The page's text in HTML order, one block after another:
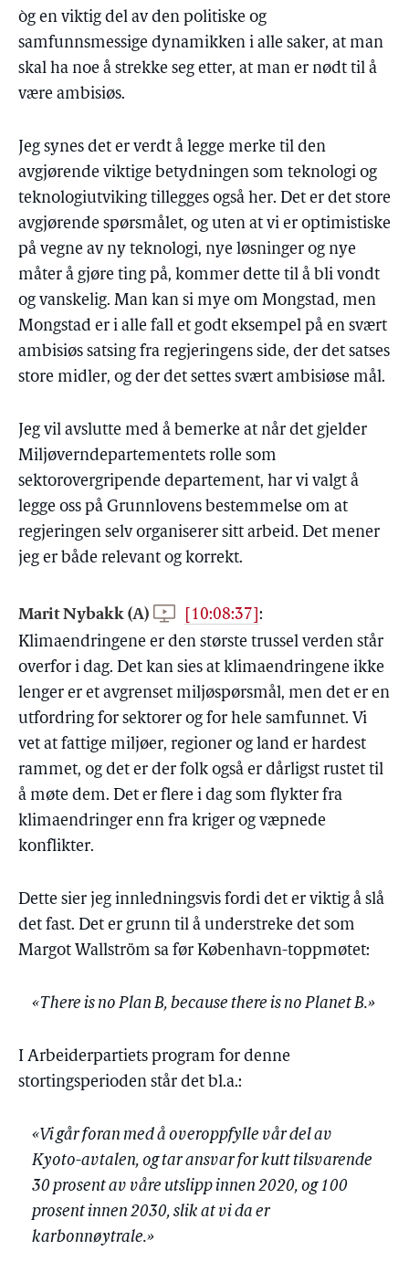
òg en viktig del av den politiske og
samfunnsmessige dynamikken i alle saker, at man
skal ha noe å strekke seg etter, at man er nødt til å
være ambisiøs.
Jeg synes det er verdt å legge merke til den
avgjørende viktige betydningen som teknologi og
teknologiutviking tillegges også her. Det er det store
avgjørende spørsmålet, og uten at vi er optimistiske
på vegne av ny teknologi, nye løsninger og nye
måter å gjøre ting på, kommer dette til å bli vondt
og vanskelig. Man kan si mye om Mongstad, men
Mongstad er i alle fall et godt eksempel på en svært
ambisiøs satsing fra regjeringens side, der det satses
store midler, og der det settes svært ambisiøse mål.
Jeg vil avslutte med å bemerke at når det gjelder
Miljøverndepartementets rolle som
sektorovergripende departement, har vi valgt å
legge oss på Grunnlovens bestemmelse om at
regjeringen selv organiserer sitt arbeid. Det mener
jeg er både relevant og korrekt.
Marit Nybakk (A) [10:08:37] :
Klimaendringene er den største trussel verden står
overfor i dag. Det kan sies at klimaendringene ikke
lenger er et avgrenset miljøspørsmål, men det er en
utfordring for sektorer og for hele samfunnet. Vi
vet at fattige miljøer, regioner og land er hardest
rammet, og det er der folk også er dårligst rustet til
å møte dem. Det er flere i dag som flykter fra
klimaendringer enn fra kriger og væpnede
konflikter.
Dette sier jeg innledningsvis fordi det er viktig å slå
det fast. Det er grunn til å understreke det som
Margot Wallström sa før København-toppmøtet:
«There is no Plan B, because there is no Planet B.»
I Arbeiderpartiets program for denne
stortingsperioden står det bl.a.:
«Vi går foran med å overoppfylle vår del av
Kyoto-avtalen, og tar ansvar for kutt tilsvarende
30 prosent av våre utslipp innen 2020, og 100
prosent innen 2030, slik at vi da er
karbonnøytrale.»